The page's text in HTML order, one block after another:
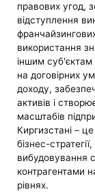
правових угод,
відступлення
використання
іншим
на договірних
доходу,
активів і
масштабів
Киргизстані –
бізнес-
вибудовування
контрагентами
рівнях.